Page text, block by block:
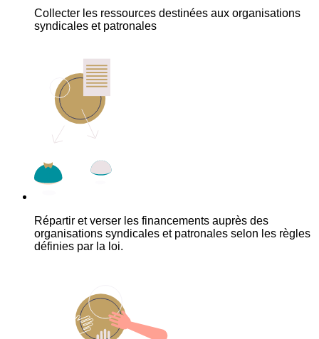
Collecter les ressources destinées aux organisations
syndicales et patronales
Répartir et verser les financements auprès des
organisations syndicales et patronales selon les règles
définies par la loi.